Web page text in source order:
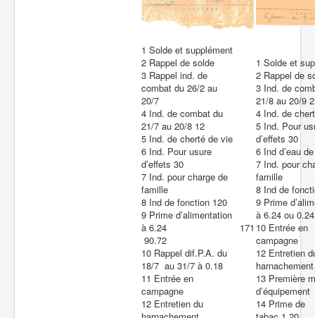
1 Solde et supplément
2 Rappel de solde
3 Rappel ind. de
combat du 26/2 au
20/7
4 Ind. de combat du
21/7 au 20/8 12
5 Ind. de cherté de vie
6 Ind. Pour usure
d’effets 30
7 Ind. pour charge de
famille
8 Ind de fonction 120
9 Prime d’alimentation
à 6.24
90.72
10 Rappel dif.P.A. du
18/7 au 31/7 à 0.18
11 Entrée en
campagne
12 Entretien du
171
1 Solde et
2 Rappel de
3 Ind. de
21/8 au 20/9
4 Ind. de
5 Ind. Pour
d’effets 30
6 Ind d’eau
7 Ind. pour
famille
8 Ind de
9 Prime
à 6.24 ou
10 Entrée en
campagne
12 Entretien
harnachement
13 Première
d’équipement
14 Prime de